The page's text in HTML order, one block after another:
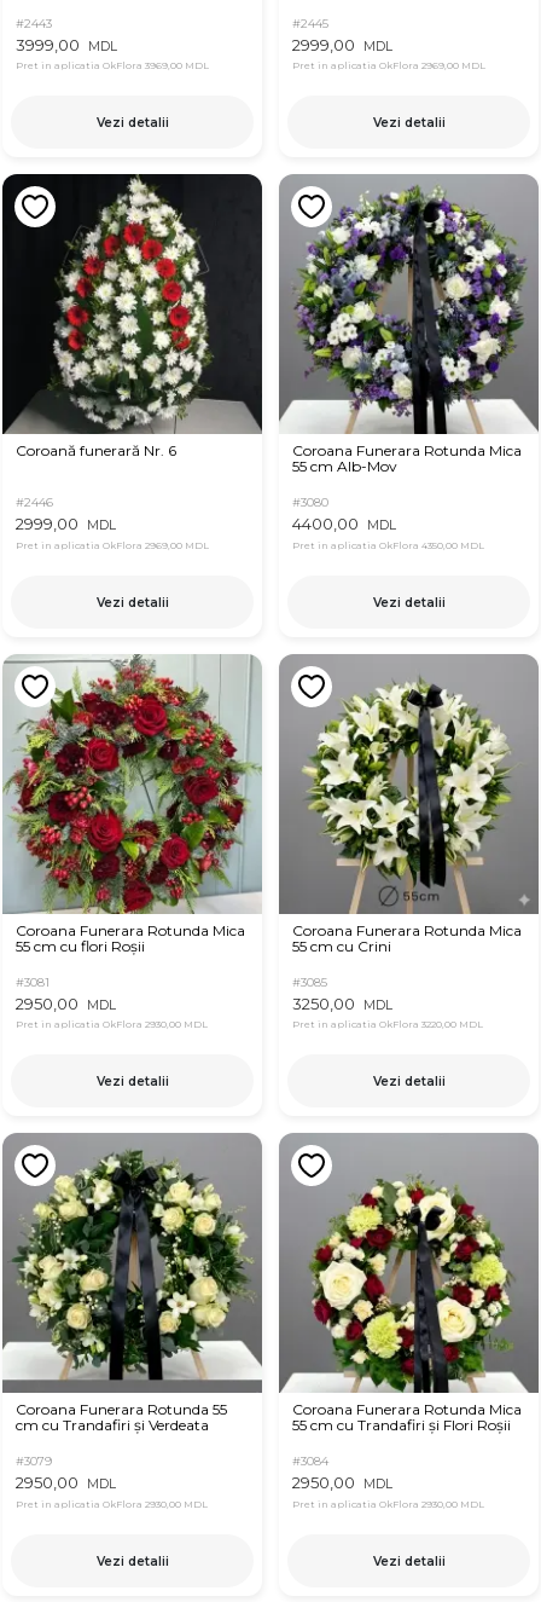
#2443
3999,00 MDL
Pret in aplicatia OkFlora 3969,00 MDL
Vezi detalii
#2445
2999,00 MDL
Pret in aplicatia OkFlora 2969,00 MDL
Vezi detalii
Coroană funerară Nr. 6
#2446
2999,00 MDL
Pret in aplicatia OkFlora 2969,00 MDL
Vezi detalii
Coroana Funerara Rotunda Mica
55 cm Alb-Mov
#3080
4400,00 MDL
Pret in aplicatia OkFlora 4350,00 MDL
Vezi detalii
Coroana Funerara Rotunda Mica
55 cm cu flori Roșii
#3081
2950,00 MDL
Pret in aplicatia OkFlora 2930,00 MDL
Vezi detalii
Coroana Funerara Rotunda Mica
55 cm cu Crini
#3085
3250,00 MDL
Pret in aplicatia OkFlora 3220,00 MDL
Vezi detalii
Coroana Funerara Rotunda 55
cm cu Trandafiri și Verdeata
#3079
2950,00 MDL
Pret in aplicatia OkFlora 2930,00 MDL
Vezi detalii
Coroana Funerara Rotunda Mica
55 cm cu Trandafiri și Flori Roșii
#3084
2950,00 MDL
Pret in aplicatia OkFlora 2930,00 MDL
Vezi detalii